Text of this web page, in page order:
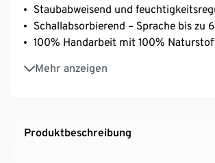
Staubabweisend und
Schallabsorbierend – Sprache bis zu
100% Handarbeit mit 100%
Mehr anzeigen
Echtes, präpariertes und
Auch nach vielen Jahren frisch und
Produktbeschreibung